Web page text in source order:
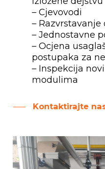
– Cjevovodi
–
– Jednostavne
– Ocjena
postupaka za
– Inspekcija
modulima
Kontaktirajte